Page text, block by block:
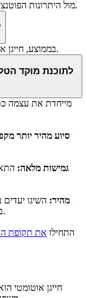
מול היתרונות הפוטנציאליים לפרודוקטיביות ולרווחיות של המוקד שלכם.
כמה
בממוצע, חייגן אוטומטי יכול לבצע כ-60 שיחות בשעה בערוץ בודד.
סיוע מהיר יותר
גמישות מלאה:
החזר השקעה (ROI) מהיר:
ביעילות השיחות, המונעת על ידי תכונות אוטומציה.
מוכנים לחוות את היתרונות של CloudTalk? התחילו את תקופת
חייגן אוטומטי